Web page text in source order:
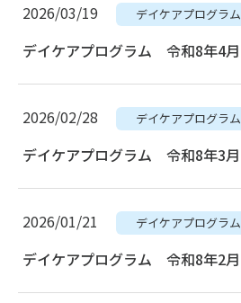
2026/03/19 デイケアプログラム
デイケアプログラム 令和8年4月
2026/02/28 デイケアプログラム
デイケアプログラム 令和8年3月
2026/01/21 デイケアプログラム
デイケアプログラム 令和8年2月